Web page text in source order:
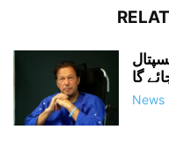
کو ہسپتال
گا
News